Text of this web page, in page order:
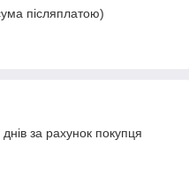
післяплатою)
за рахунок покупця